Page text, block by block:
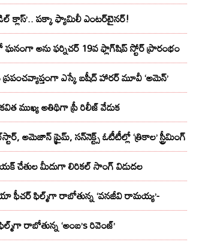
క్లాస్’.. పక్కా ఫ్యామిలీ ఎంటర్‌టైనర్!
అను ఫర్నిచర్ 19వ ఫ్లాగ్‌షిప్ స్టోర్ ప్రారంభం
ఎస్కే బషీద్‌ హారర్ మూవీ ‘అమెన్’
కవిత ముఖ్య అతిథిగా ప్రీ రిలీజ్ వేడుక
అమెజాన్ ప్రైమ్, సన్‌నెక్ట్స్ ఓటీటీల్లో ‘త్రికాల’ స్ట్రీమింగ్
చేతుల మీదుగా లిరికల్ సాంగ్ విడుదల
ఫీచర్ ఫిల్మ్‌గా రాబోతున్న ‘వనజీవి రామయ్య’-
రాబోతున్న ‘అంబ’s రివెంజ్’